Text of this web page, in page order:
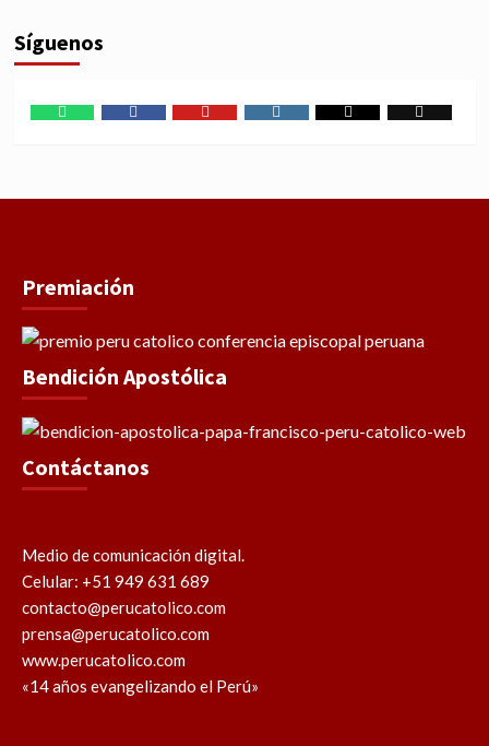
Síguenos
Premiación
Bendición Apostólica
Contáctanos
Medio de comunicación digital.
Celular: +51 949 631 689
contacto@perucatolico.com
prensa@perucatolico.com
www.perucatolico.com
«14 años evangelizando el Perú»